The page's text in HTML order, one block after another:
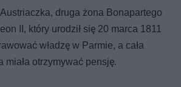
druga żona Bonapartego
II, który urodził się 20 marca 1811
władzę w Parmie, a cała
miała otrzymywać pensję.